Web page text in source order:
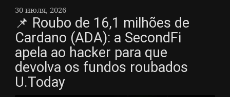
30 июля, 2026
📌 Roubo de 16,1 milhões de
Cardano (ADA): a SecondFi
apela ao hacker para que
devolva os fundos roubados
U.Today